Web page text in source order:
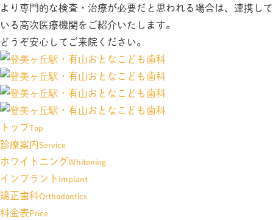
より専門的な検査・治療が必要だと思われる場合は、連携して
いる高次医療機関をご紹介いたします。
どうぞ安心してご来院ください。
トップTop
診療案内Service
ホワイトニングWhitening
インプラント Implant
矯正歯科Orthodontics
料金表Price